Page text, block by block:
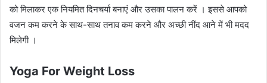
को मिलाकर एक नियमित दिनचर्या बनाएं और उसका पालन करें । इससे आपको
वजन कम करने के साथ-साथ तनाव कम करने और अच्छी नींद आने में भी मदद
मिलेगी ।
Yoga For Weight Loss